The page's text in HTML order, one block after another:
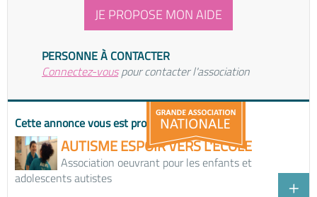
JE PROPOSE MON AIDE
PERSONNE À CONTACTER
Connectez-vouspour contacter l'association
Cette annonce vous est proposée par
AUTISME ESPOIR VERS L'ECOLE
Association oeuvrant pour les enfants et
adolescents autistes